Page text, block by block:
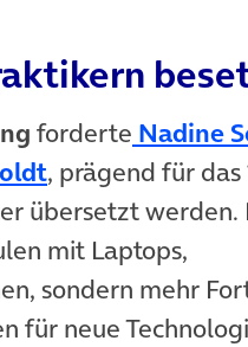
forderte Nadine
(öffnet in
, prägend für das
übersetzt werden.
mit Laptops,
sondern mehr
für neue